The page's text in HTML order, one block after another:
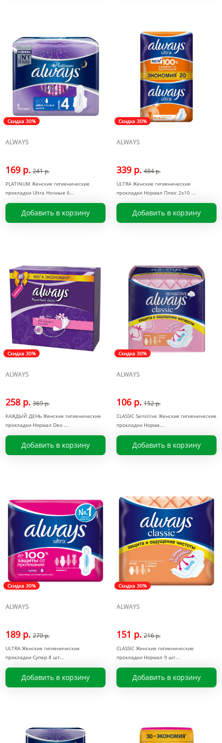
Скидка 30%
ALWAYS
169 р. 241 р.
PLATINUM Женские гигиенические
прокладки Ultra Ночные 6
Добавить в корзину
Скидка 30%
ALWAYS
339 р. 484 р.
ULTRA Женские гигиенические
прокладки Нормал Плюс 2x10
Добавить в корзину
Скидка 30%
ALWAYS
258 р. 369 р.
КАЖДЫЙ ДЕНЬ Женские гигиенические
прокладки Нормал Deo
Добавить в корзину
Скидка 30%
ALWAYS
106 р. 152 р.
CLASSIC Sensitive Женские гигиенические
прокладки Норма
Добавить в корзину
Скидка 30%
ALWAYS
189 р. 270 р.
ULTRA Женские гигиенические
прокладки Супер 8 шт
Добавить в корзину
Скидка 30%
ALWAYS
151 р. 216 р.
CLASSIC Женские гигиенические
прокладки Нормал 9 шт
Добавить в корзину